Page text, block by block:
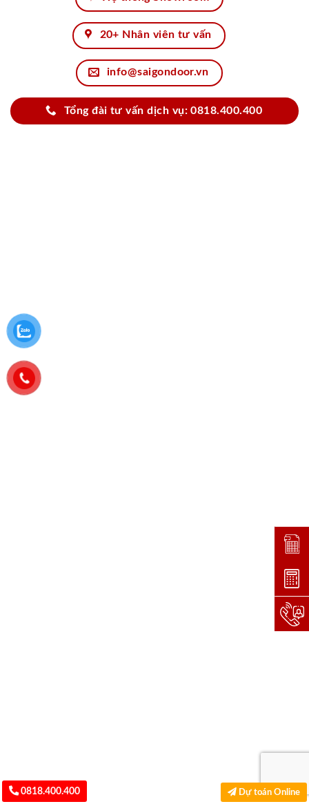
20+ Nhân viên tư vấn
info@saigondoor.vn
Tổng đài tư vấn dịch vụ: 0818.400.400
0818.400.400 Dự toán Online
Đặt
Dự